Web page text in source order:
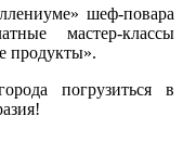
шеф-повара
мастер-классы
продукты».
погрузиться в